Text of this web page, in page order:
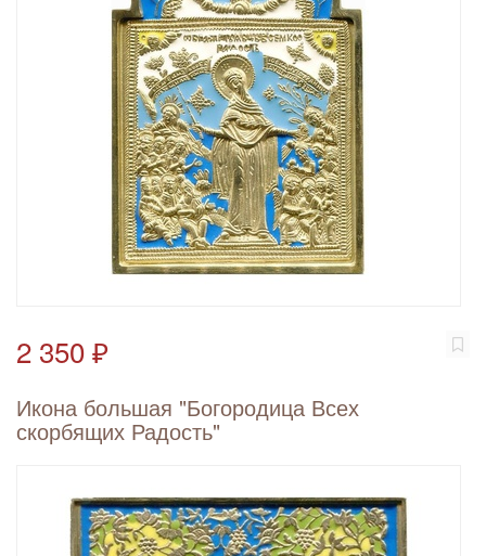
2 350 ₽
Икона большая "Богородица Всех
скорбящих Радость"